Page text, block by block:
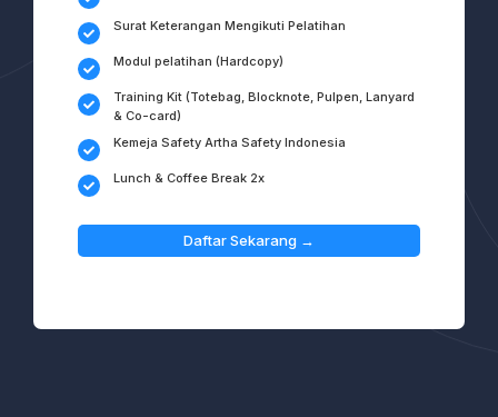
Surat Keterangan Mengikuti Pelatihan
Modul pelatihan (Hardcopy)
Training Kit (Totebag, Blocknote, Pulpen, Lanyard
& Co-card)
Kemeja Safety Artha Safety Indonesia
Lunch & Coffee Break 2x
Daftar Sekarang →